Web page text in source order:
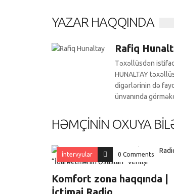
YAZAR HAQQINDA
Rafiq
Təxəllüsdən
HUNALTAY
digərlərinin də
ünvanında
HƏMÇININ OXUYA
İntervyular 0 Comments
Komfort zona haqqında |